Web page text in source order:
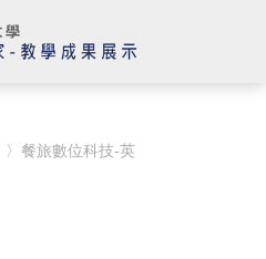
〉餐旅數位科技-英